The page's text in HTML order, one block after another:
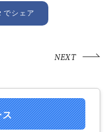
でシェア
NEXT
ス